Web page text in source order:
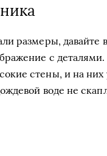
размеры, давайте
с деталями.
стены, и на
воде не